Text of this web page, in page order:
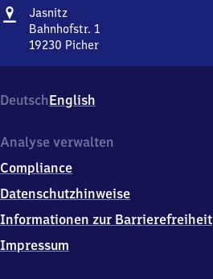
Adresse
JasnitzJasnitz
Bahnhofstr. 1
19230 Picher
1,
1
2
0
Picher
DeutschEnglish
Analyse verwalten
Compliance
Datenschutzhinweise
Informationen zur Barrierefreiheit
Impressum